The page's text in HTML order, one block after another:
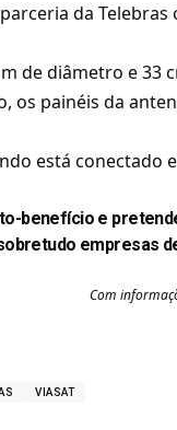
da Telebras
de diâmetro e 33
os painéis da
está conectado
benefício e
empresas
Com
VIASAT